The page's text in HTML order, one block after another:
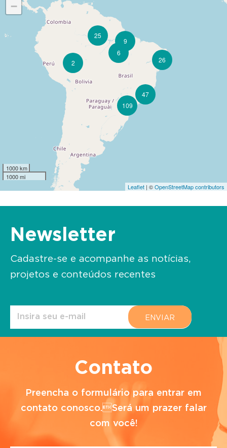
2
9
6
26
25
47
109
−
1000 km
1000 mi
Leaflet | ©OpenStreetMap contributors
Newsletter
Cadastre-se e acompanhe as notícias,
projetos e conteúdos recentes
Contato
Preencha o formulário para entrar em
contato conosco.Será um prazer falar
com você!